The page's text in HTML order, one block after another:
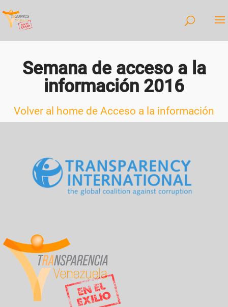
Semana de acceso a la
información 2016
Volver al home de Acceso a la información